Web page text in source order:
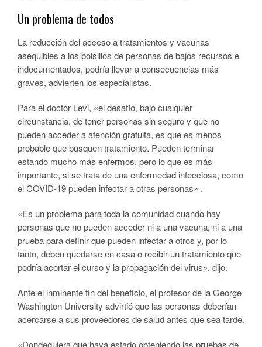
Un problema de todos
La reducción del acceso a tratamientos y vacunas
asequibles a los bolsillos de personas de bajos recursos e
indocumentados, podría llevar a consecuencias más
graves, advierten los especialistas.
Para el doctor Levi, «el desafío, bajo cualquier
circunstancia, de tener personas sin seguro y que no
pueden acceder a atención gratuita, es que es menos
probable que busquen tratamiento. Pueden terminar
estando mucho más enfermos, pero lo que es más
importante, si se trata de una enfermedad infecciosa, como
el COVID-19 pueden infectar a otras personas» .
«Es un problema para toda la comunidad cuando hay
personas que no pueden acceder ni a una vacuna, ni a una
prueba para definir que pueden infectar a otros y, por lo
tanto, deben quedarse en casa o recibir un tratamiento que
podría acortar el curso y la propagación del virus», dijo.
Ante el inminente fin del beneficio, el profesor de la George
Washington University advirtió que las personas deberían
acercarse a sus proveedores de salud antes que sea tarde.
«Dondequiera que haya estado obteniendo las pruebas de